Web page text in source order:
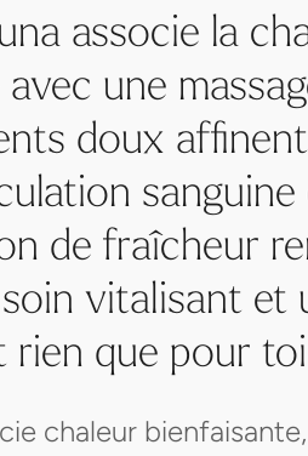
associe la
une
doux
sanguine
de fraîcheur
vitalisant et
rien que pour
chaleur